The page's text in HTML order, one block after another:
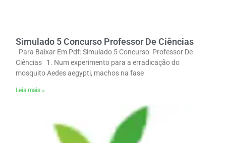
Simulado 5 Concurso Professor De Ciências
Para Baixar Em Pdf: Simulado 5 Concurso Professor De
Ciências 1. Num experimento para a erradicação do
mosquito Aedes aegypti, machos na fase
Leia mais »